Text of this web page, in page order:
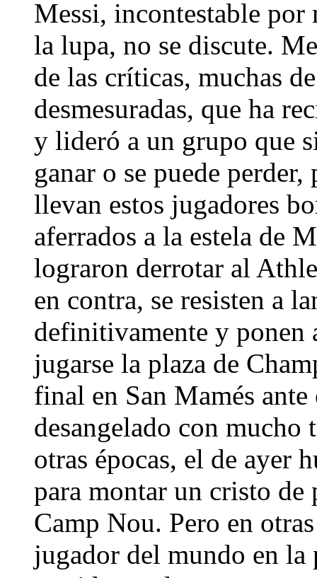
Messi, incontestable por
la lupa, no se discute.
de las críticas, muchas
desmesuradas, que ha
y lideró a un grupo que
ganar o se puede
llevan estos jugadores
aferrados a la estela de
lograron derrotar al
en contra, se resisten a
definitivamente y ponen
jugarse la plaza de
final en San Mamés
desangelado con mucho
otras épocas, el de ayer
para montar un cristo
Camp Nou. Pero en
jugador del mundo en